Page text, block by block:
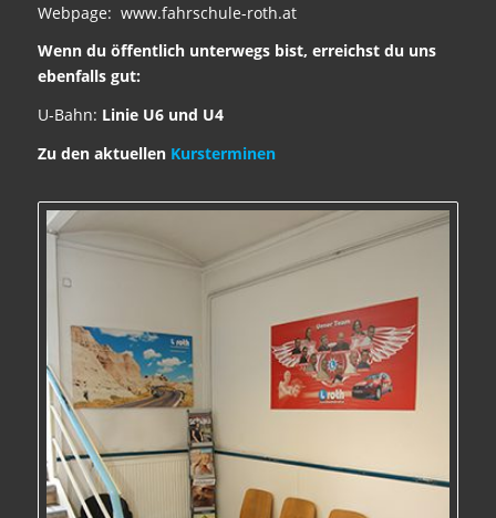
Webpage: www.fahrschule-roth.at
Wenn du öffentlich unterwegs bist, erreichst du uns
ebenfalls gut:
U-Bahn: Linie U6 und U4
Zu den aktuellen Kursterminen